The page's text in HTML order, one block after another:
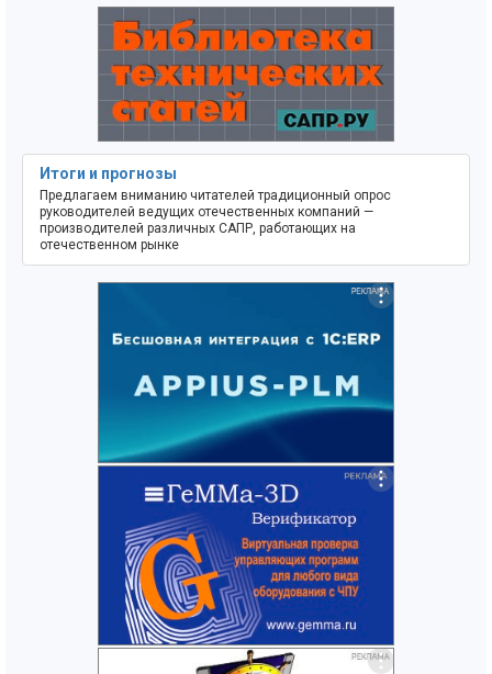
Итоги и прогнозы
Предлагаем вниманию читателей традиционный опрос
руководителей ведущих отечественных компаний —
производителей различных САПР, работающих на
отечественном рынке